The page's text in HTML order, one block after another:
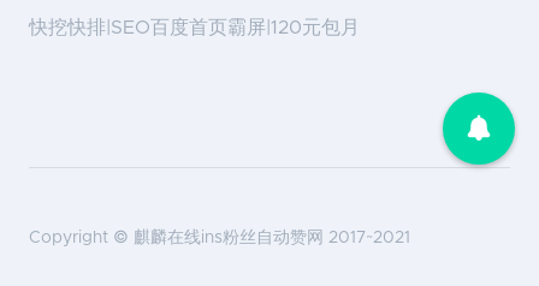
快挖快排|SEO百度首页霸屏|120元包月
Copyright © 麒麟在线ins粉丝自动赞网 2017~2021